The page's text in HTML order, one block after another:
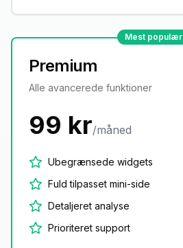
Mest populær
Premium
Alle avancerede funktioner
99 kr/måned
Ubegrænsede widgets
Fuld tilpasset mini-side
Detaljeret analyse
Prioriteret support